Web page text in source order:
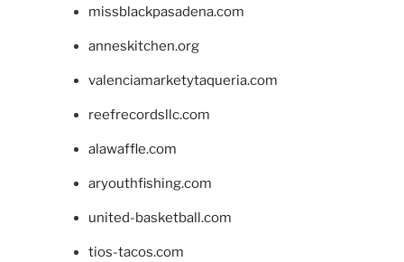
missblackpasadena.com
anneskitchen.org
valenciamarketytaqueria.com
reefrecordsllc.com
alawaffle.com
aryouthfishing.com
united-basketball.com
tios-tacos.com